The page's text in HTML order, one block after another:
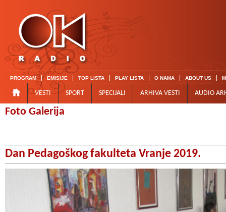
PROGRAM EMISIJE TOP LISTA PLAY LISTA O NAMA ABOUT US
VESTI SPORT SPECIJALI ARHIVA VESTI AUDIO
Foto Galerija
Dan Pedagoškog fakulteta Vranje 2019.